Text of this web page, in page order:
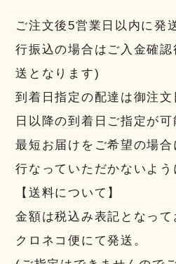
ご注文後5営業日以内に発
行振込の場合はご入金確
送となります)
到着日指定の配達は御注
日以降の到着日ご指定が可
最短お届けをご希望の場
行なっていただかないよう
【送料について】
金額は税込み表記となって
クロネコ便にて発送。